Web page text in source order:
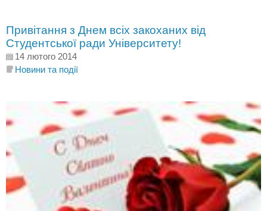
Привітання з Днем всіх закоханих від
Студентської ради Університету!
14 лютого 2014
Новини та події